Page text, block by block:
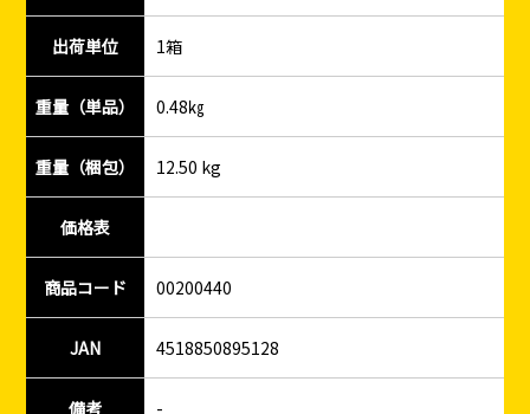
出荷単位 1箱
重量（単品） 0.48㎏
重量（梱包） 12.50 kg
価格表
商品コード 00200440
JAN 4518850895128
備考 -